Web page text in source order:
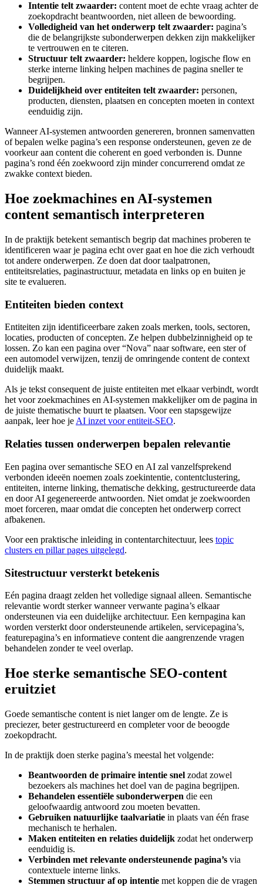
Intentie telt zwaarder: content moet de echte vraag achter de
zoekopdracht beantwoorden, niet alleen de bewoording.
Volledigheid van het onderwerp telt zwaarder: pagina’s
die de belangrijkste subonderwerpen dekken zijn makkelijker
te vertrouwen en te citeren.
Structuur telt zwaarder: heldere koppen, logische flow en
sterke interne linking helpen machines de pagina sneller te
begrijpen.
Duidelijkheid over entiteiten telt zwaarder: personen,
producten, diensten, plaatsen en concepten moeten in context
eenduidig zijn.
Wanneer AI-systemen antwoorden genereren, bronnen samenvatten
of bepalen welke pagina’s een response ondersteunen, geven ze de
voorkeur aan content die coherent en goed verbonden is. Dunne
pagina’s rond één zoekwoord zijn minder concurrerend omdat ze
zwakke context bieden.
Hoe zoekmachines en AI-systemen
content semantisch interpreteren
In de praktijk betekent semantisch begrip dat machines proberen te
identificeren waar je pagina echt over gaat en hoe die zich verhoudt
tot andere onderwerpen. Ze doen dat door taalpatronen,
entiteitsrelaties, paginastructuur, metadata en links op en buiten je
site te evalueren.
Entiteiten bieden context
Entiteiten zijn identificeerbare zaken zoals merken, tools, sectoren,
locaties, producten of concepten. Ze helpen dubbelzinnigheid op te
lossen. Zo kan een pagina over “Nova” naar software, een ster of
een automodel verwijzen, tenzij de omringende content de context
duidelijk maakt.
Als je tekst consequent de juiste entiteiten met elkaar verbindt, wordt
het voor zoekmachines en AI-systemen makkelijker om de pagina in
de juiste thematische buurt te plaatsen. Voor een stapsgewijze
aanpak, leer hoe je AI inzet voor entiteit-SEO.
Relaties tussen onderwerpen bepalen relevantie
Een pagina over semantische SEO en AI zal vanzelfsprekend
verbonden ideeën noemen zoals zoekintentie, contentclustering,
entiteiten, interne linking, thematische dekking, gestructureerde data
en door AI gegenereerde antwoorden. Niet omdat je zoekwoorden
moet forceren, maar omdat die concepten het onderwerp correct
afbakenen.
Voor een praktische inleiding in contentarchitectuur, lees topic
clusters en pillar pages uitgelegd.
Sitestructuur versterkt betekenis
Eén pagina draagt zelden het volledige signaal alleen. Semantische
relevantie wordt sterker wanneer verwante pagina’s elkaar
ondersteunen via een duidelijke architectuur. Een kernpagina kan
worden versterkt door ondersteunende artikelen, servicepagina’s,
featurepagina’s en informatieve content die aangrenzende vragen
behandelen zonder te veel overlap.
Hoe sterke semantische SEO-content
eruitziet
Goede semantische content is niet langer om de lengte. Ze is
preciezer, beter gestructureerd en completer voor de beoogde
zoekopdracht.
In de praktijk doen sterke pagina’s meestal het volgende:
Beantwoorden de primaire intentie snel zodat zowel
bezoekers als machines het doel van de pagina begrijpen.
Behandelen essentiële subonderwerpen die een
geloofwaardig antwoord zou moeten bevatten.
Gebruiken natuurlijke taalvariatie in plaats van één frase
mechanisch te herhalen.
Maken entiteiten en relaties duidelijk zodat het onderwerp
eenduidig is.
Verbinden met relevante ondersteunende pagina’s via
contextuele interne links.
Stemmen structuur af op intentie met koppen die de vragen